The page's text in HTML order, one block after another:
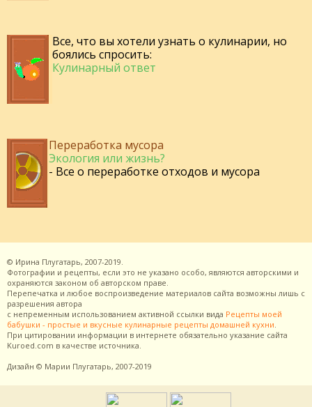
Все, что вы хотели узнать о кулинарии, но
боялись спросить:
Кулинарный ответ
Переработка мусора
Экология или жизнь?
- Все о переработке отходов и мусора
© Ирина Плугатарь, 2007-2019.
Фотографии и рецепты, если это не указано особо, являются авторскими и
охраняются законом об авторском праве.
Перепечатка и любое воспроизведение материалов сайта возможны лишь с
разрешения автора
с непременным использованием активной ссылки вида Рецепты моей
бабушки - простые и вкусные кулинарные рецепты домашней кухни
При цитировании информации в интернете обязательно указание сайта
Kuroed.com в качестве источника.
Дизайн © Марии Плугатарь, 2007-2019